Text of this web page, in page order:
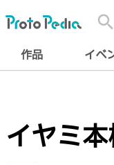
search
作品 イベ
イヤミ